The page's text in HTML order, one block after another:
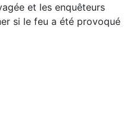
et les enquêteurs
si le feu a été provoqué